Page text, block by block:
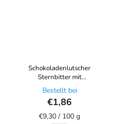
Schokoladenlutscher
Sternbitter mit
Vollmilchschokolade 20 g
Choco Bonté
Bestellt bei
€1,86
€9,30 / 100 g